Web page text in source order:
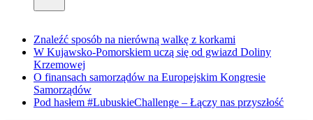
Znaleźć sposób na nierówną walkę z korkami
W Kujawsko-Pomorskiem uczą się od gwiazd Doliny
Krzemowej
O finansach samorządów na Europejskim Kongresie
Samorządów
Pod hasłem #LubuskieChallenge – Łączy nas przyszłość